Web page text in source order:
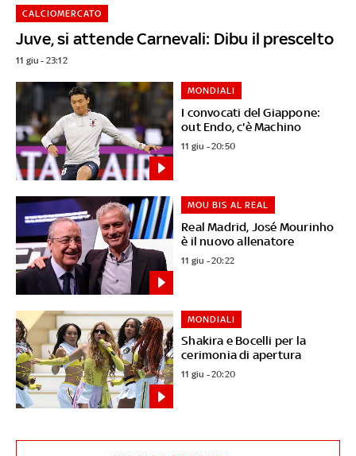
Juve, si attende Carnevali: Dibu il prescelto
CALCIOMERCATO
11 giu - 23:12
I convocati del Giappone:
out Endo, c'è Machino
MONDIALI
11 giu - 20:50
Real Madrid, José Mourinho
è il nuovo allenatore
MOU BIS AL REAL
11 giu - 20:22
Shakira e Bocelli per la
cerimonia di apertura
MONDIALI
11 giu - 20:20